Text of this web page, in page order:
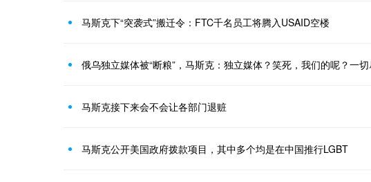
马斯克下“突袭式”搬迁令：FTC千名员工将腾入USAID空楼
马斯克接下来会不会让各部门退赃
马斯克公开美国政府拨款项目，其中多个均是在中国推行LGBT